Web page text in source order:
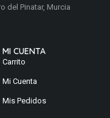
del Pinatar, Murcia
MI CUENTA
Carrito
Mi Cuenta
Mis Pedidos